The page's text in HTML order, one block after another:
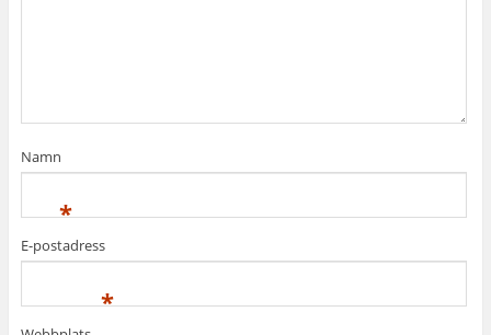
Namn
*
E-postadress
*